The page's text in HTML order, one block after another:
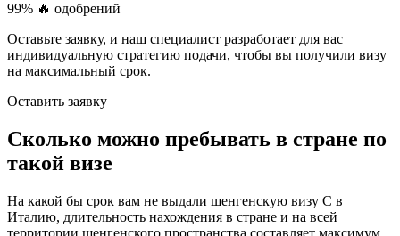
99% 🔥 одобрений
Оставьте заявку, и наш специалист разработает для вас
индивидуальную стратегию подачи, чтобы вы получили визу
на максимальный срок.
Оставить заявку
Сколько можно пребывать в стране по
такой визе
На какой бы срок вам не выдали шенгенскую визу C в
Италию, длительность нахождения в стране и на всей
территории шенгенского пространства составляет максимум